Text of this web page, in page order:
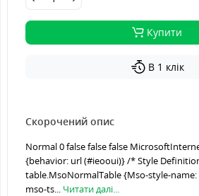
Купити
В 1 клік
Скорочений опис
Normal 0 false false false
{behavior: url (#ieooui)} /* Style
table.MsoNormalTable {Mso-style-
mso-ts... Читати далі...